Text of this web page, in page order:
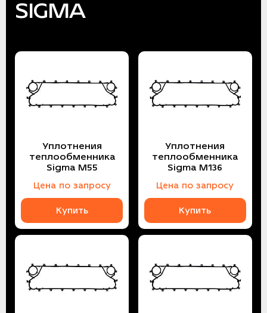
SIGMA
Уплотнения
теплообменника
Sigma M55
Цена по запросу
Купить
Уплотнения
теплообменника
Sigma M136
Цена по запросу
Купить